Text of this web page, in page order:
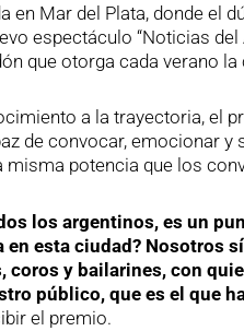
en Mar del Plata, donde el
espectáculo “Noticias
que otorga cada verano
a la trayectoria, el
de convocar, emocionar
potencia que los
los argentinos, es un
esta ciudad? Nosotros
y bailarines, con
público, que es el que
el premio.